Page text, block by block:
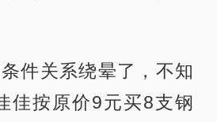
件关系绕晕了，不知
佳按原价9元买8支钢